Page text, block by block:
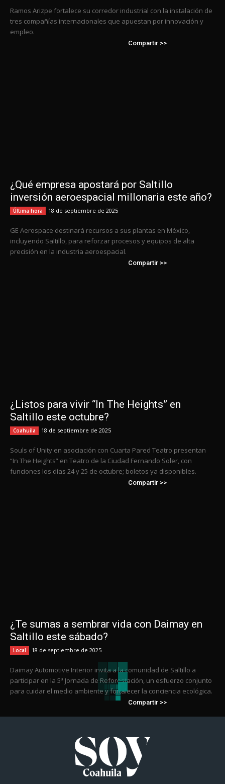
Ramos Arizpe fortalece su corredor industrial con la instalación de
tres compañías internacionales que apuestan por innovación y
empleo.
Compartir >>
¿Qué empresa apostará por Saltillo
inversión aeroespacial millonaria este año?
Última hora 18 de septiembre de 2025
GE Aerospace destinará recursos a sus plantas en México,
incluyendo Saltillo, para reforzar procesos y equipos de alta
precisión en la industria aeroespacial.
Compartir >>
¿Listos para vivir “In The Heights” en
Saltillo este octubre?
Coahuila 18 de septiembre de 2025
Souls of Unity en asociación con Cuarta Pared Teatro presentan
“In The Heights” en Teatro de la Ciudad Fernando Soler, con
funciones los días 24 y 25 de octubre; boletos ya disponibles.
Compartir >>
¿Te sumas a sembrar vida con Daimay en
Saltillo este sábado?
Local 18 de septiembre de 2025
Daimay Automotive Interior invita a la comunidad de Saltillo a
participar en la 5ª Jornada de Reforestación, un esfuerzo conjunto
para cuidar el medio ambiente y fortalecer la conciencia ecológica.
Compartir >>